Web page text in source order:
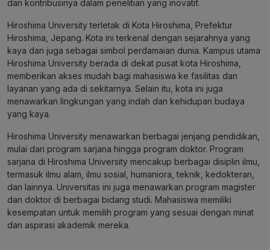
dan kontribusinya dalam penelitian yang inovatif.
Hiroshima University terletak di Kota Hiroshima, Prefektur
Hiroshima, Jepang. Kota ini terkenal dengan sejarahnya yang
kaya dan juga sebagai simbol perdamaian dunia. Kampus utama
Hiroshima University berada di dekat pusat kota Hiroshima,
memberikan akses mudah bagi mahasiswa ke fasilitas dan
layanan yang ada di sekitarnya. Selain itu, kota ini juga
menawarkan lingkungan yang indah dan kehidupan budaya
yang kaya.
Hiroshima University menawarkan berbagai jenjang pendidikan,
mulai dari program sarjana hingga program doktor. Program
sarjana di Hiroshima University mencakup berbagai disiplin ilmu,
termasuk ilmu alam, ilmu sosial, humaniora, teknik, kedokteran,
dan lainnya. Universitas ini juga menawarkan program magister
dan doktor di berbagai bidang studi. Mahasiswa memiliki
kesempatan untuk memilih program yang sesuai dengan minat
dan aspirasi akademik mereka.